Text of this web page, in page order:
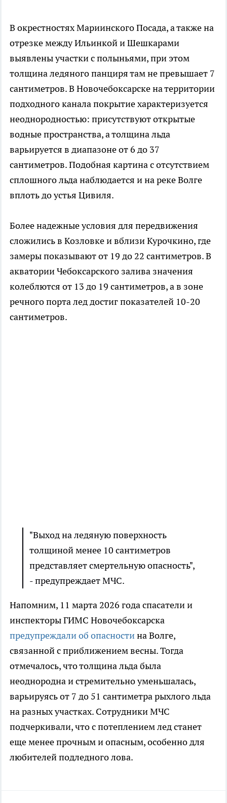
В окрестностях Мариинского Посада, а также на
отрезке между Ильинкой и Шешкарами
выявлены участки с полыньями, при этом
толщина ледяного панциря там не превышает 7
сантиметров. В Новочебоксарске на территории
подходного канала покрытие характеризуется
неоднородностью: присутствуют открытые
водные пространства, а толщина льда
варьируется в диапазоне от 6 до 37
сантиметров. Подобная картина с отсутствием
сплошного льда наблюдается и на реке Волге
вплоть до устья Цивиля.
Более надежные условия для передвижения
сложились в Козловке и вблизи Курочкино, где
замеры показывают от 19 до 22 сантиметров. В
акватории Чебоксарского залива значения
колеблются от 13 до 19 сантиметров, а в зоне
речного порта лед достиг показателей 10-20
сантиметров.
"Выход на ледяную поверхность
толщиной менее 10 сантиметров
представляет смертельную опасность",
- предупреждает МЧС.
Напомним, 11 марта 2026 года спасатели и
инспекторы ГИМС Новочебоксарска
предупреждали об опасностина Волге,
связанной с приближением весны. Тогда
отмечалось, что толщина льда была
неоднородна и стремительно уменьшалась,
варьируясь от 7 до 51 сантиметра рыхлого льда
на разных участках. Сотрудники МЧС
подчеркивали, что с потеплением лед станет
еще менее прочным и опасным, особенно для
любителей подледного лова.